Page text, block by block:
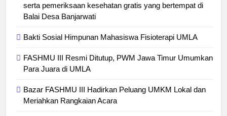
serta pemeriksaan kesehatan gratis yang bertempat di
Balai Desa Banjarwati
Bakti Sosial Himpunan Mahasiswa Fisioterapi UMLA
FASHMU III Resmi Ditutup, PWM Jawa Timur Umumkan
Para Juara di UMLA
Bazar FASHMU III Hadirkan Peluang UMKM Lokal dan
Meriahkan Rangkaian Acara